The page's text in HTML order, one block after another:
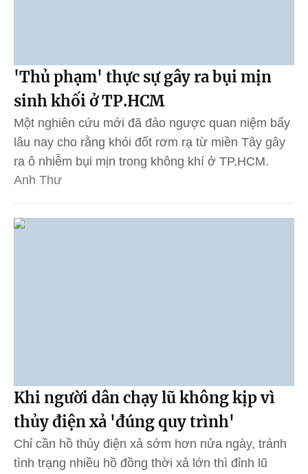
'Thủ phạm' thực sự gây ra bụi mịn
sinh khối ở TP.HCM
Một nghiên cứu mới đã đảo ngược quan niệm bấy
lâu nay cho rằng khói đốt rơm rạ từ miền Tây gây
ra ô nhiễm bụi mịn trong không khí ở TP.HCM.
Anh Thư
Khi người dân chạy lũ không kịp vì
thủy điện xả 'đúng quy trình'
Chỉ cần hồ thủy điện xả sớm hơn nửa ngày, tránh
tình trạng nhiều hồ đồng thời xả lớn thì đỉnh lũ